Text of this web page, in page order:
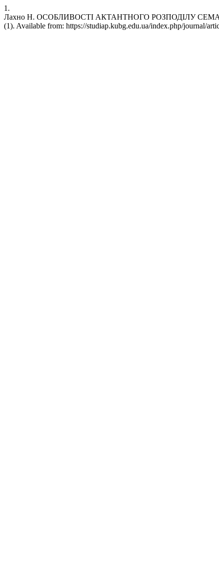
1.
Лахно Н. ОСОБЛИВОСТІ АКТАНТНОГО РОЗПОДІЛУ
(1). Available from: https://studiap.kubg.edu.ua/index.php/journal/